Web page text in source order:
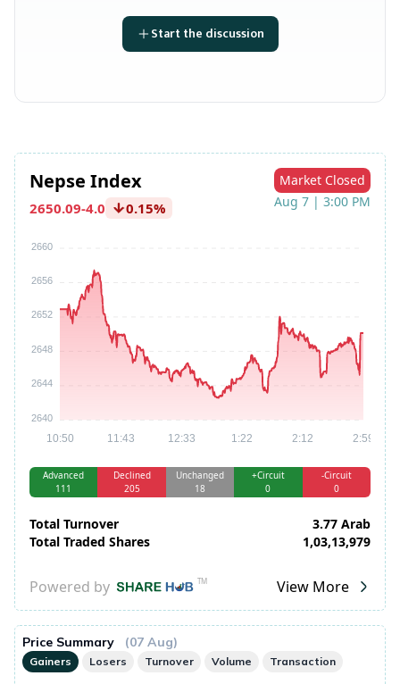
Start the discussion